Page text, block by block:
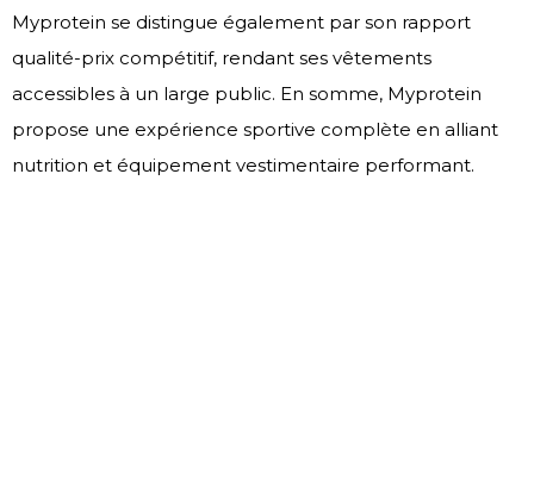
Myprotein se distingue également par son rapport
qualité-prix compétitif, rendant ses vêtements
accessibles à un large public. En somme, Myprotein
propose une expérience sportive complète en alliant
nutrition et équipement vestimentaire performant.